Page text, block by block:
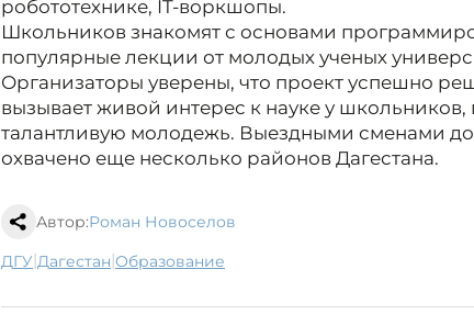
робототехнике, IT-воркшопы.
Школьников знакомят с основами
популярные лекции от молодых ученых
Организаторы уверены, что проект успешно
вызывает живой интерес к науке у школьников,
талантливую молодежь. Выездными сменами до
охвачено еще несколько районов Дагестана.
Автор:Роман Новоселов
ДГУ| Дагестан| образование